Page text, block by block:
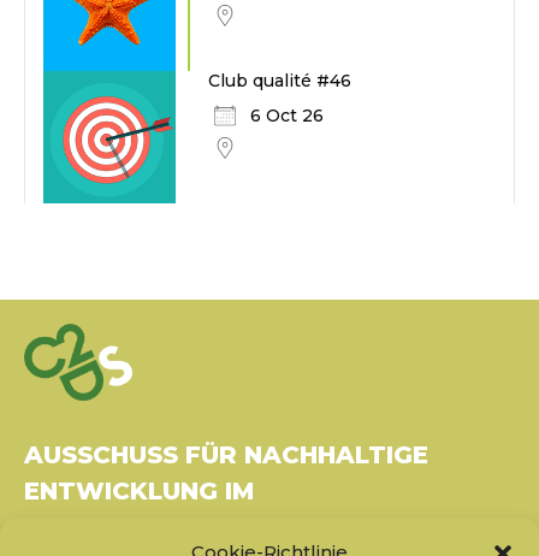
Club qualité #46
6 Oct 26
AUSSCHUSS FÜR NACHHALTIGE
ENTWICKLUNG IM